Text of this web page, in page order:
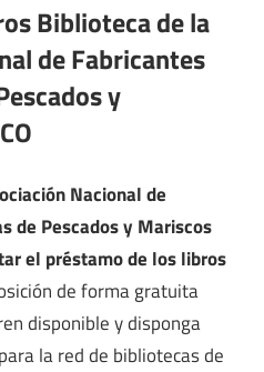
Biblioteca de la
de Fabricantes
y
Nacional de
de Pescados y Mariscos
el préstamo de los libros
de forma gratuita
disponible y disponga
la red de bibliotecas de